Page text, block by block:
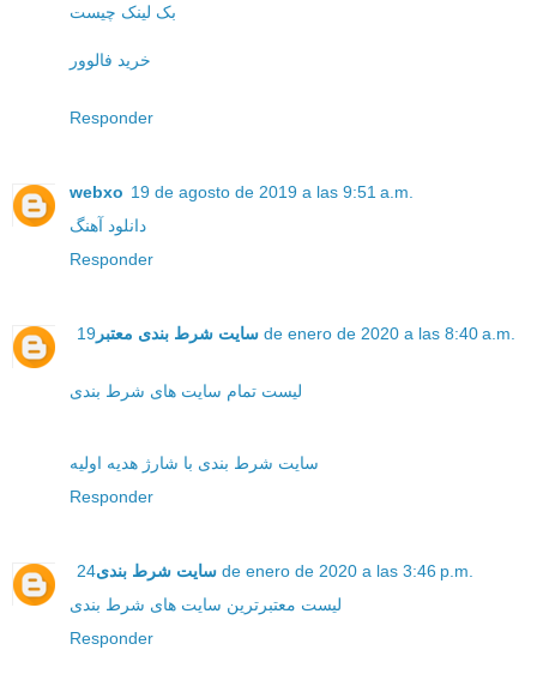
بک لینک چیست
خرید فالوور
Responder
webxo 19 de agosto de 2019 a las 9:51 a.m.
دانلود آهنگ
Responder
سایت شرط بندی معتبر 19 de enero de 2020 a las 8:40 a.m.
لیست تمام سایت های شرط بندی
سایت شرط بندی با شارژ هدیه اولیه
Responder
سایت شرط بندی 24 de enero de 2020 a las 3:46 p.m.
لیست معتبرترین سایت های شرط بندی
Responder